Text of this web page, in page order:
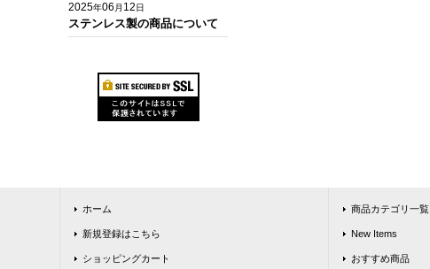
2025年06 月 12日
ステンレス製の商品について
ホーム
新規登録はこちら
ショッピングカート
商品カテゴリ一覧
New Items
おすすめ商品